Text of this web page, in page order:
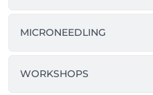
MICRONEEDLING
WORKSHOPS